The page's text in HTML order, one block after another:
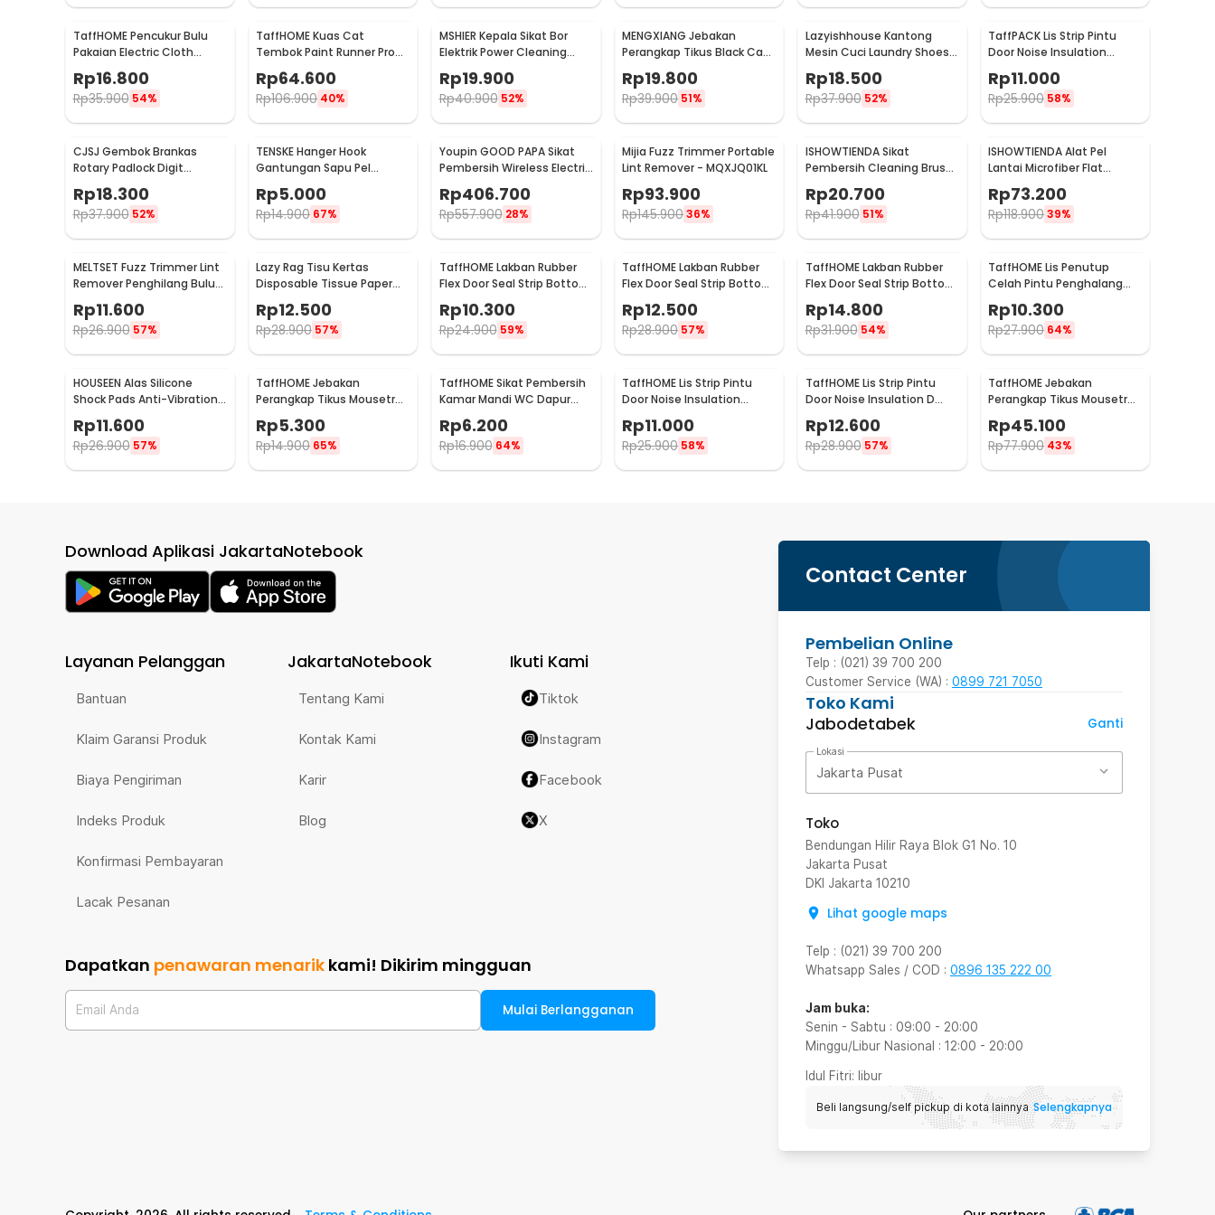
TaffHOME Pencukur Bulu
Pakaian Electric Cloth
Fabric Shaver - FL-188
Rp16.800
Rp35.900 54%
TaffHOME Kuas Cat
Tembok Paint Runner Pro
Roller - DY-526
Rp64.600
Rp106.900 40%
MSHIER Kepala Sikat Bor
Elektrik Power Cleaning
Rp19.900
Rp40.900 52%
MENGXIANG Jebakan
Perangkap Tikus Black Cat
Mousetrap 2 PCS - JB56
Rp19.800
Rp39.900 51%
Lazyishhouse Kantong
Mesin Cuci Laundry Shoes
Washing Mesh Bag - 62319
Rp18.500
Rp37.900 52%
TaffPACK Lis Strip Pintu
Door Noise Insulation
Rp11.000
Rp25.900 58%
CJSJ Gembok Brankas
Rotary Padlock Digit
Combination Padlock -
CH-209
Rp18.300
Rp37.900 52%
TENSKE Hanger Hook
Gantungan Sapu Pel
Rp5.000
Rp14.900 67%
Youpin GOOD PAPA Sikat
Pembersih Wireless Electric
Cleaning - CL99
Rp406.700
Rp557.900 28%
Mijia Fuzz Trimmer Portable
Lint Remover - MQXJQ01KL
Rp93.900
Rp145.90036%
ISHOWTIENDA Sikat
Pembersih Cleaning Brush
S0026
Rp20.700
Rp41.900 51%
ISHOWTIENDA Alat Pel
Lantai Microfiber Flat
Flexible Head with Bucket -
FMI60
Rp73.200
Rp118.90039%
MELTSET Fuzz Trimmer Lint
Remover Penghilang Bulu
Serat Kain - CV8805
Rp11.600
Rp26.900 57%
Lazy Rag Tisu Kertas
Disposable Tissue Paper
MB104P
Rp12.500
Rp28.900 57%
TaffHOME Lakban Rubber
Flex Door Seal Strip Bottom
Waterproof 25mmx5M -
TP39
Rp10.300
Rp24.900 59%
TaffHOME Lakban Rubber
Flex Door Seal Strip Bottom
TP39
Rp12.500
Rp28.900 57%
TaffHOME Lakban Rubber
Flex Door Seal Strip Bottom
Waterproof 45mmx5M -
TP39
Rp14.800
Rp31.900 54%
TaffHOME Lis Penutup
Celah Pintu Penghalang
Debu Door Bottom Seal 1M
- LQ7
Rp10.300
Rp27.900 64%
HOUSEEN Alas Silicone
Shock Pads Anti-Vibration
Mats 4 PCS - NY522
Rp11.600
Rp26.900 57%
TaffHOME Jebakan
Perangkap Tikus Mousetrap
Sensitive - ZL-2021
Rp5.300
Rp14.900 65%
TaffHOME Sikat Pembersih
Kamar Mandi WC Dapur
Sponge Brush - 8211
Rp6.200
Rp16.900 64%
TaffHOME Lis Strip Pintu
Door Noise Insulation
5Mx9mmx9mm - KK-061
Rp11.000
Rp25.900 58%
TaffHOME Lis Strip Pintu
Door Noise Insulation D
Tape 9x6mm 10M - KK-062
Rp12.600
Rp28.900 57%
TaffHOME Jebakan
Perangkap Tikus Mousetrap
Rp45.100
Rp77.900 43%
Contact Center
Pembelian Online
Telp : (021) 39 700 200
Customer Service (WA) : 0899 721 7050
Toko Kami
Jabodetabek
Ganti
Lokasi
Jakarta Pusat
Toko
Bendungan Hilir Raya Blok G1 No. 10
Jakarta Pusat
DKI Jakarta 10210
Lihat google maps
Telp : (021) 39 700 200
Whatsapp Sales / COD : 0896 135 222 00
Jam buka:
Senin - Sabtu : 09:00 - 20:00
Minggu/Libur Nasional : 12:00 - 20:00
Idul Fitri: libur
Beli langsung/self pickup di kota lainnya Selengkapnya
Download Aplikasi JakartaNotebook
Layanan Pelanggan
Bantuan
Klaim Garansi Produk
Biaya Pengiriman
Indeks Produk
Konfirmasi Pembayaran
Lacak Pesanan
JakartaNotebook
Tentang Kami
Kontak Kami
Karir
Blog
Ikuti Kami
Tiktok
Instagram
Facebook
X
Dapatkan penawaran menarik kami! Dikirim mingguan
Email Anda Mulai Berlangganan